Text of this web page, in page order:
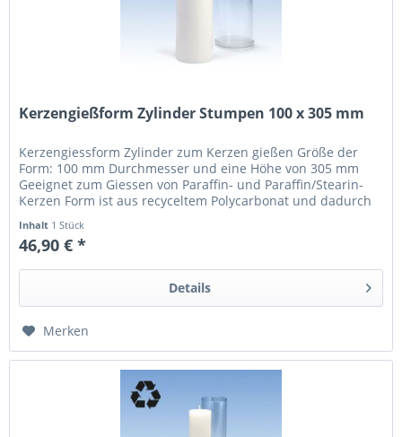
Kerzengießform Zylinder Stumpen 100 x 305 mm
Kerzengiessform Zylinder zum Kerzen gießen Größe der
Form: 100 mm Durchmesser und eine Höhe von 305 mm
Geeignet zum Giessen von Paraffin- und Paraffin/Stearin-
Kerzen Form ist aus recyceltem Polycarbonat und dadurch
Inhalt 1 Stück
46,90 € *
Details
Merken